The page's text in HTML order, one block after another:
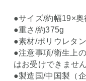
●サイズ/約幅19×
●重さ/約375g
●素材/ポリウレタン
●注意事項/衛生上
はお受けできません
●製造国/中国製（企